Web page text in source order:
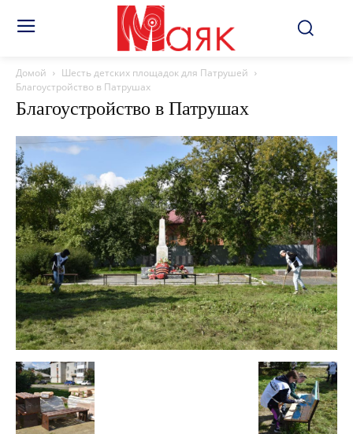
Домой
Шесть детских площадок для Патрушей
Благоустройство в Патрушах
Благоустройство в Патрушах